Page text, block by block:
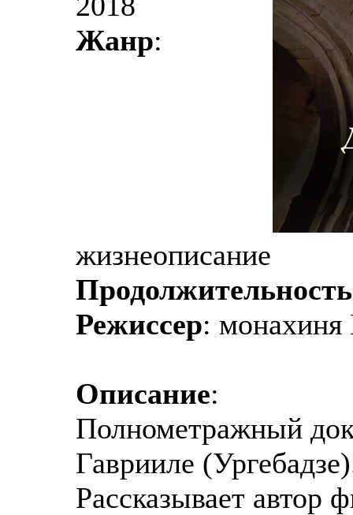
Жанр:
жизнеописание
Продолжительность
Режиссер:
Описание:
Полнометражный
Гаврииле
Рассказывает автор